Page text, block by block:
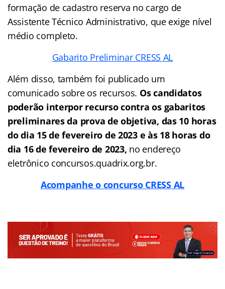
formação de cadastro reserva no cargo de
Assistente Técnico Administrativo, que exige nível
médio completo.
Gabarito Preliminar CRESS AL
Além disso, também foi publicado um
comunicado sobre os recursos. Os candidatos
poderão interpor recurso contra os gabaritos
preliminares da prova de objetiva, das 10 horas
do dia 15 de fevereiro de 2023 e às 18 horas do
dia 16 de fevereiro de 2023, no endereço
eletrônico concursos.quadrix.org.br.
Acompanhe o concurso CRESS AL